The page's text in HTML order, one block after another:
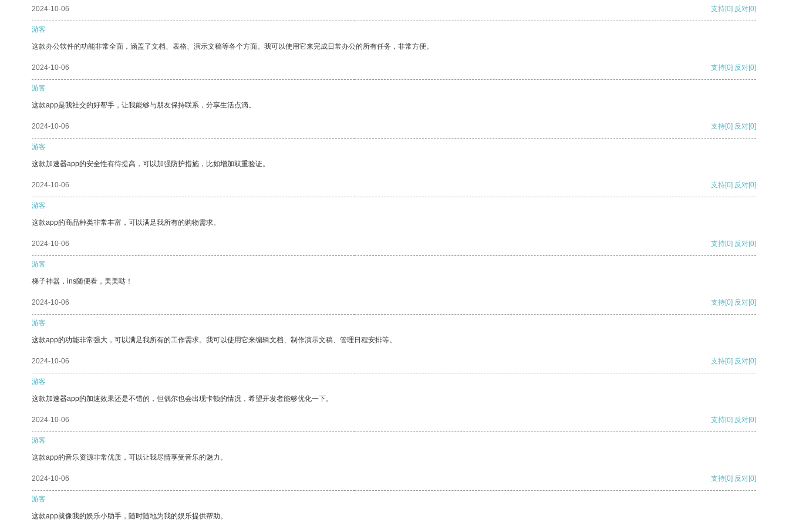
2024-10-06 支持[0] 反对[0]
游客
这款办公软件的功能非常全面，涵盖了文档、表格、演示文稿等各个方面。我可以使用它来完成日常办公的所有任务，非常方便。
2024-10-06 支持[0] 反对[0]
游客
这款app是我社交的好帮手，让我能够与朋友保持联系，分享生活点滴。
2024-10-06 支持[0] 反对[0]
游客
这款加速器app的安全性有待提高，可以加强防护措施，比如增加双重验证。
2024-10-06 支持[0] 反对[0]
游客
这款app的商品种类非常丰富，可以满足我所有的购物需求。
2024-10-06 支持[0] 反对[0]
游客
梯子神器，ins随便看，美美哒！
2024-10-06 支持[0] 反对[0]
游客
这款app的功能非常强大，可以满足我所有的工作需求。我可以使用它来编辑文档、制作演示文稿、管理日程安排等。
2024-10-06 支持[0] 反对[0]
游客
这款加速器app的加速效果还是不错的，但偶尔也会出现卡顿的情况，希望开发者能够优化一下。
2024-10-06 支持[0] 反对[0]
游客
这款app的音乐资源非常优质，可以让我尽情享受音乐的魅力。
2024-10-06 支持[0] 反对[0]
游客
这款app就像我的娱乐小助手，随时随地为我的娱乐提供帮助。